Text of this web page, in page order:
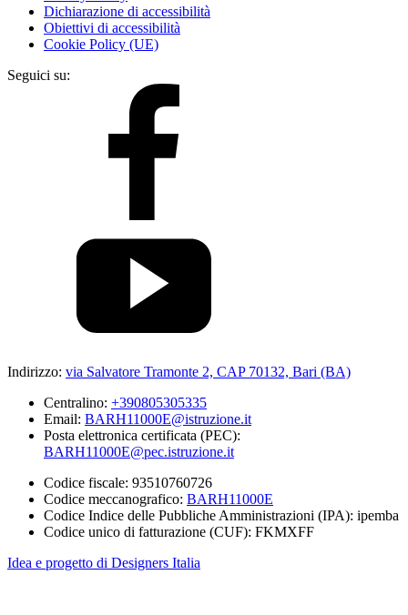
Dichiarazione di accessibilità
Obiettivi di accessibilità
Cookie Policy (UE)
Seguici su:
Indirizzo: via Salvatore Tramonte 2, CAP 70132, Bari (BA)
Centralino: +390805305335
Email: BARH11000E@istruzione.it
Posta elettronica certificata (PEC):
BARH11000E@pec.istruzione.it
Codice fiscale: 93510760726
Codice meccanografico: BARH11000E
Codice Indice delle Pubbliche Amministrazioni (IPA): ipemba
Codice unico di fatturazione (CUF): FKMXFF
Idea e progetto di Designers Italia